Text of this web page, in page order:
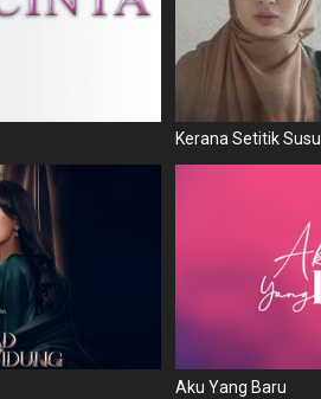
Kerana Setitik Susu
Aku Yang Baru